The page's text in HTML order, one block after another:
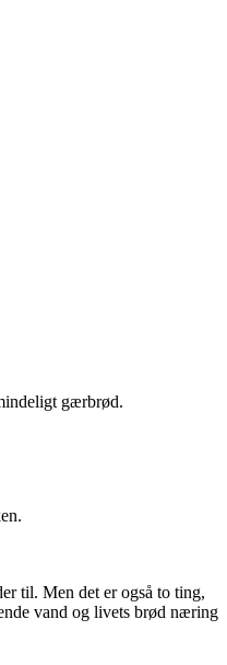
gærbrød.
til. Men det er også to ting,
vand og livets brød næring